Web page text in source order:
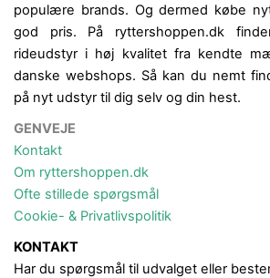
populære brands. Og dermed købe
god pris. På ryttershoppen.dk
rideudstyr i høj kvalitet fra kendte
danske webshops. Så kan du nemt
på nyt udstyr til dig selv og din hest.
GENVEJE
Kontakt
Om ryttershoppen.dk
Ofte stillede spørgsmål
Cookie- & Privatlivspolitik
KONTAKT
Har du spørgsmål til udvalget eller